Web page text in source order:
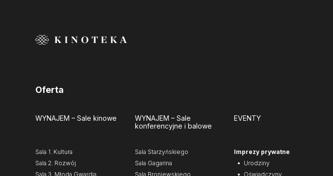
Oferta
WYNAJEM – Sale kinowe
Sala 1. Kultura
Sala 2. Rozwój
Sala 3. Młoda Gwardia
WYNAJEM – Sale
konferencyjne i balowe
Sala Starzyńskiego
Sala Gagarina
Sala Broniewskiego
EVENTY
Imprezy prywatne
Urodziny
Oświadczyny